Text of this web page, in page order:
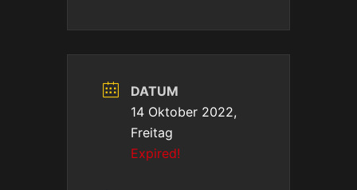
DATUM
14 Oktober 2022,
Freitag
Expired!